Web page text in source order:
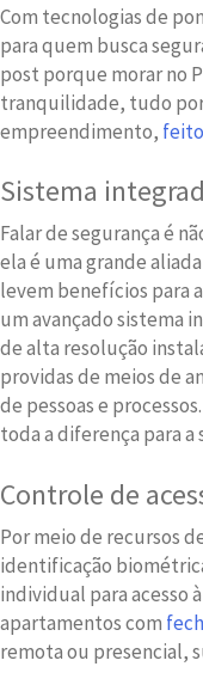
Com tecnologias de
para quem busca
post porque morar no
tranquilidade, tudo
empreendimento,
Sistema
Falar de segurança é
ela é uma grande
levem benefícios para
um avançado sistema
de alta resolução
providas de meios de
de pessoas e
toda a diferença para
Controle de
Por meio de recursos
identificação
individual para acesso
apartamentos com
remota ou presencial,